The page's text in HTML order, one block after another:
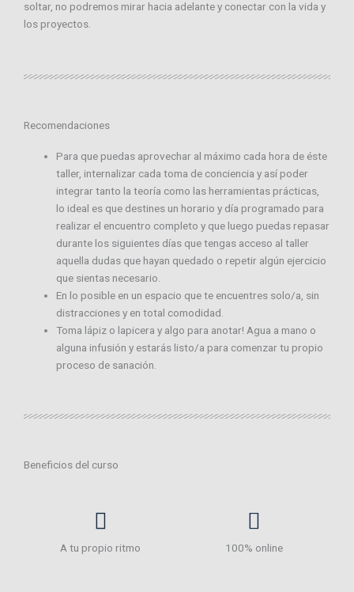
soltar, no podremos mirar hacia adelante y conectar con la vida y
los proyectos.
Recomendaciones
Para que puedas aprovechar al máximo cada hora de éste
taller, internalizar cada toma de conciencia y así poder
integrar tanto la teoría como las herramientas prácticas,
lo ideal es que destines un horario y día programado para
realizar el encuentro completo y que luego puedas repasar
durante los siguientes días que tengas acceso al taller
aquella dudas que hayan quedado o repetir algún ejercicio
que sientas necesario.
En lo posible en un espacio que te encuentres solo/a, sin
distracciones y en total comodidad.
Toma lápiz o lapicera y algo para anotar! Agua a mano o
alguna infusión y estarás listo/a para comenzar tu propio
proceso de sanación.
Beneficios del curso
A tu propio ritmo 100% online